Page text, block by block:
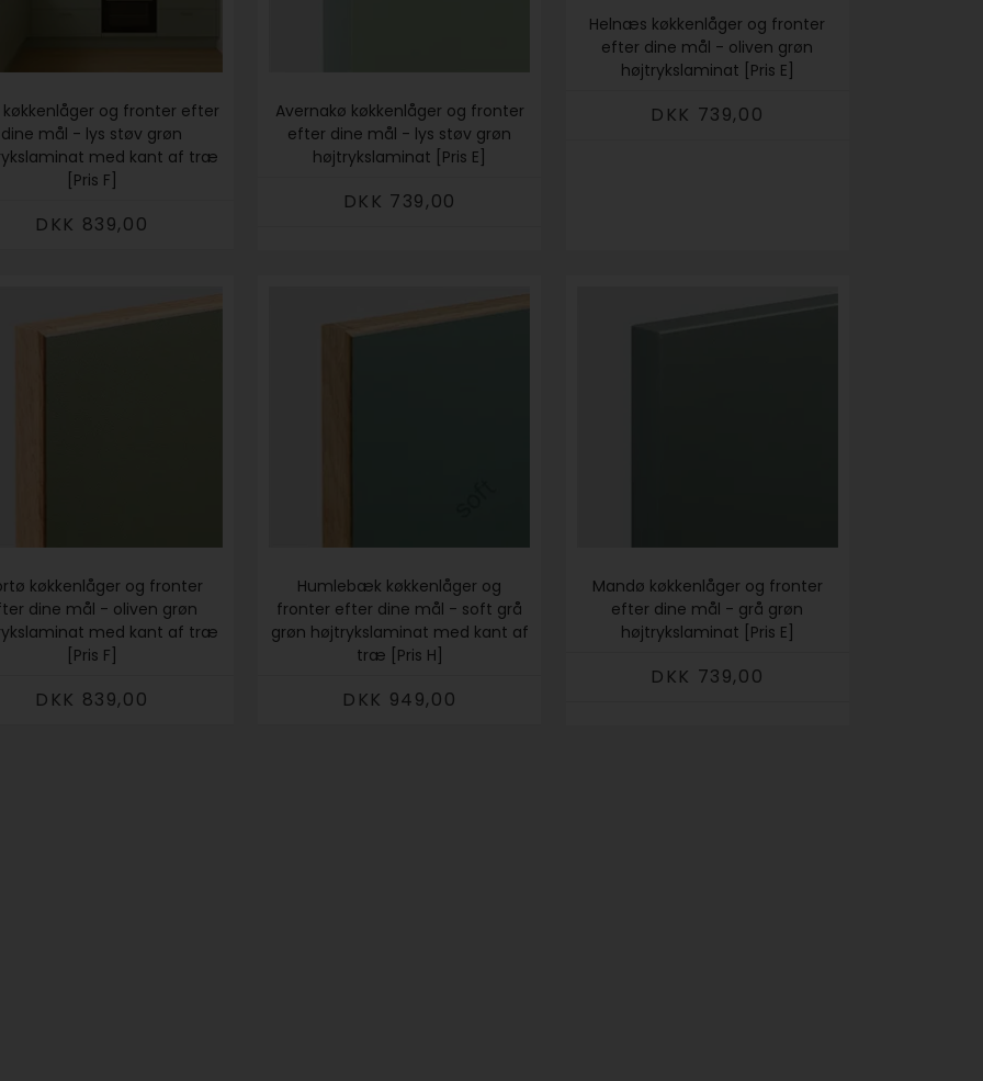
køkkenlåger og fronter efter
dine mål - lys støv grøn
med kant af træ
[Pris F]
DKK 839,00
Avernakø køkkenlåger og fronter
efter dine mål - lys støv grøn
højtrykslaminat [Pris E]
DKK 739,00
Helnæs køkkenlåger og fronter
efter dine mål - oliven grøn
højtrykslaminat [Pris E]
DKK 739,00
køkkenlåger og fronter
dine mål - oliven grøn
med kant af træ
[Pris F]
DKK 839,00
Humlebæk køkkenlåger og
fronter efter dine mål - soft grå
grøn højtrykslaminat med kant af
træ [Pris H]
DKK 949,00
Mandø køkkenlåger og fronter
efter dine mål - grå grøn
højtrykslaminat [Pris E]
DKK 739,00